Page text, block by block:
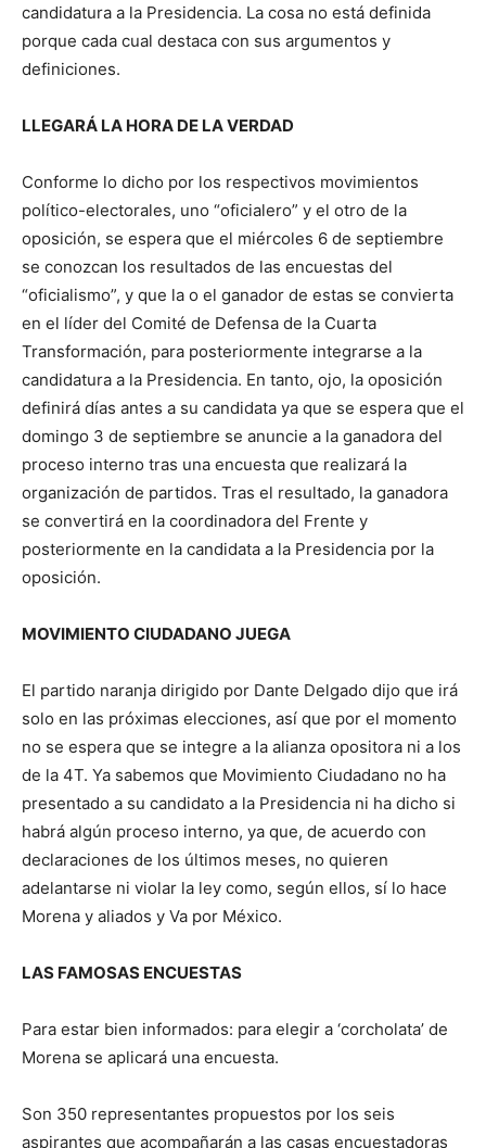
candidatura a la Presidencia. La cosa no está definida
porque cada cual destaca con sus argumentos y
definiciones.
LLEGARÁ LA HORA DE LA VERDAD
Conforme lo dicho por los respectivos movimientos
político-electorales, uno “oficialero” y el otro de la
oposición, se espera que el miércoles 6 de septiembre
se conozcan los resultados de las encuestas del
“oficialismo”, y que la o el ganador de estas se convierta
en el líder del Comité de Defensa de la Cuarta
Transformación, para posteriormente integrarse a la
candidatura a la Presidencia. En tanto, ojo, la oposición
definirá días antes a su candidata ya que se espera que el
domingo 3 de septiembre se anuncie a la ganadora del
proceso interno tras una encuesta que realizará la
organización de partidos. Tras el resultado, la ganadora
se convertirá en la coordinadora del Frente y
posteriormente en la candidata a la Presidencia por la
oposición.
MOVIMIENTO CIUDADANO JUEGA
El partido naranja dirigido por Dante Delgado dijo que irá
solo en las próximas elecciones, así que por el momento
no se espera que se integre a la alianza opositora ni a los
de la 4T. Ya sabemos que Movimiento Ciudadano no ha
presentado a su candidato a la Presidencia ni ha dicho si
habrá algún proceso interno, ya que, de acuerdo con
declaraciones de los últimos meses, no quieren
adelantarse ni violar la ley como, según ellos, sí lo hace
Morena y aliados y Va por México.
LAS FAMOSAS ENCUESTAS
Para estar bien informados: para elegir a ‘corcholata’ de
Morena se aplicará una encuesta.
Son 350 representantes propuestos por los seis
aspirantes que acompañarán a las casas encuestadoras